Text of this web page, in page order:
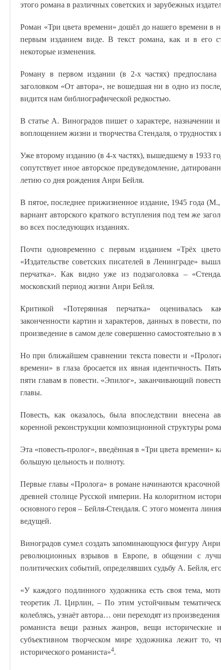
этого романа в различных советских и зарубежных
Роман «Три цвета времени» дошёл до нашего времени в
первым изданием виде. В текст романа, как и в его
некоторые изменения.
Роману в первом издании (в 2-х частях) предпослана
заголовком «От автора», не вошедшая ни в одно из
видится нам библиографической редкостью.
В статье А. Виноградов пишет о характере, назначении
воплощением жизни и творчества Стендаля, о
Уже второму изданию (в 4-х частях), вышедшему в 1933
сопутствует иное авторское предуведомление,
летию со дня рождения Анри Бейля.
В пятое, последнее прижизненное издание, 1945 года
вариант авторского краткого вступления под тем же
во всех последующих изданиях.
Почти одновременно с первым изданием «Трёх
«Издательстве советских писателей в Ленинграде»
перчатка». Как видно уже из подзаголовка –
московский период жизни Анри Бейля.
Критикой «Потерянная перчатка» оценивалась
законченности картин и характеров, данных в повести,
произведение в самом деле совершенно самостоятельно
Но при ближайшем сравнении текста повести и
времени» в глаза бросается их явная идентичность.
пяти главам в повести. «Эпилог», заканчивающий
главы.
Повесть, как оказалось, была впоследствии внесена
коренной реконструкции композиционной структуры
Эта «повесть-пролог», введённая в «Три цвета времени»
большую цельность и полноту.
Первые главы «Пролога» в романе начинаются
древней столице Русской империи. На колоритном
основного героя – Бейля-Стендаля. С этого момента
ведущей.
Виноградов сумел создать запоминающуюся фигуру
революционных взрывов в Европе, в общении с
политических событий, определявших судьбу А. Бейля,
«У каждого подлинного художника есть своя тема,
теоретик Л. Цирлин, – По этим устойчивым
колеблясь, узнаёт автора… они переходят из
романиста вещи разных жанров, вещи исторические
субъективном творческом мире художника лежит то,
исторического романиста»4.